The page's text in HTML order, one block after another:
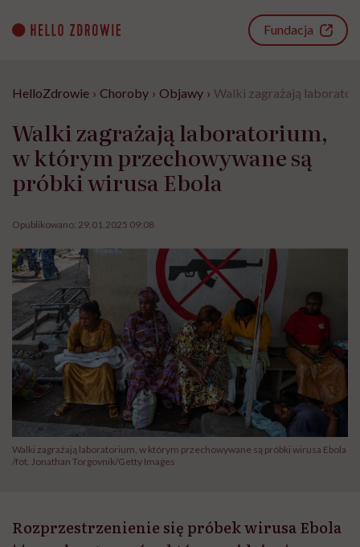
content
Fundacja
HelloZdrowie › Choroby › Objawy › Walki zagrażają
Walki zagrażają laboratorium,
w którym przechowywane są
próbki wirusa Ebola
Opublikowano: 29.01.2025 09:08
Walki zagrażają laboratorium, w którym przechowywane są próbki wirusa Ebola
/fot. Jonathan Torgovnik/Getty Images
Rozprzestrzenienie się próbek wirusa Ebola